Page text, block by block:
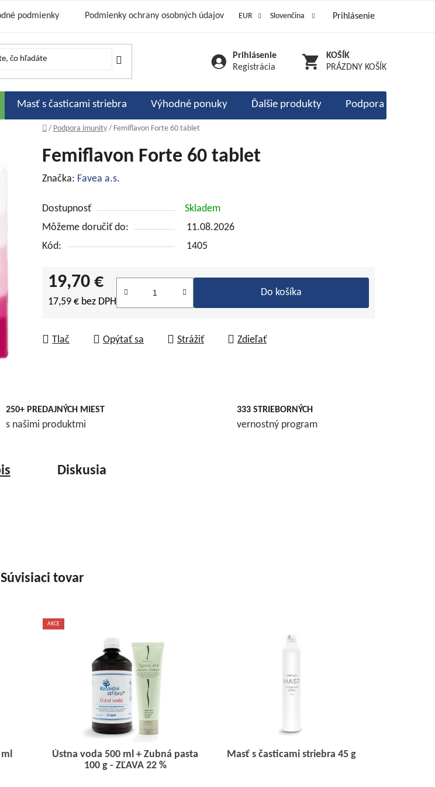
podmienky
Podmienky ochrany osobných údajov
Zľavové kódy a poukážky
Hodnotenie obchodu
Moja objednávka
EUR Slovenčina Prihlásenie
Prihlásenie
Registrácia
NÁKUPNÝPRÁZDNY KOŠÍK
Masť s časticami striebra Výhodné ponuky Ďalšie produkty Podpora imunity
Domov
/ Podpora imunity / Femiflavon Forte 60 tablet
Femiflavon Forte 60 tablet
Značka: Favea a.s.
Dostupnosť
Skladem
Môžeme doručiť do:
11.08.2026
Kód:
1405
19,70 €
17,59 € bez DPH
Do košíka
Tlač Opýtať sa Strážiť Zdieľať
250+ PREDAJNÝCH MIEST
s našimi produktmi
333 STRIEBORNÝCH
vernostný program
Diskusia
Súvisiaci tovar
AKCE
Ústna voda 500 ml + Zubná pasta
100 g - ZĽAVA 22 %
Masť s časticami striebra 45 g